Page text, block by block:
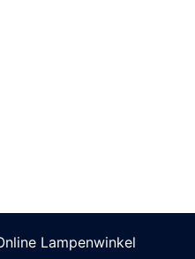
Lampenwinkel